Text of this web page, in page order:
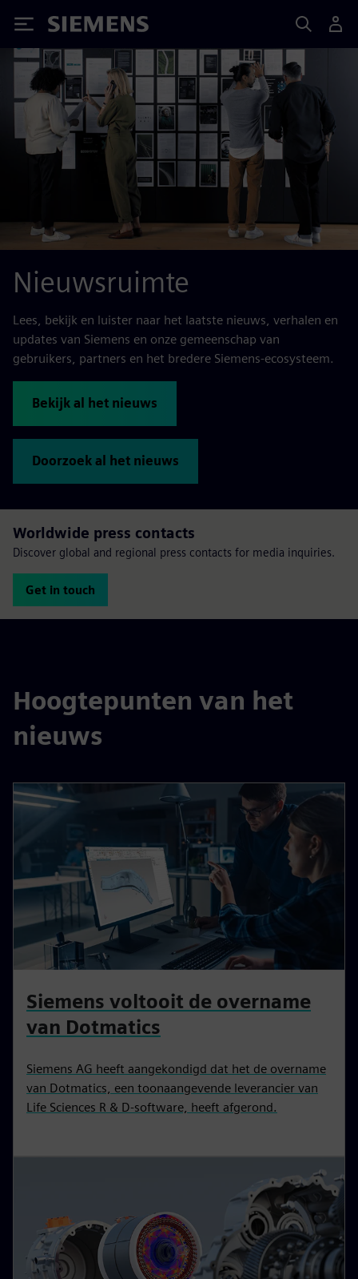
Siemens
Nieuwsruimte
Lees, bekijk en luister naar het laatste nieuws, verhalen en
updates van Siemens en onze gemeenschap van
gebruikers, partners en het bredere Siemens-ecosysteem.
Bekijk al het nieuws
Doorzoek al het nieuws
Worldwide press contacts
Discover global and regional press contacts for media inquiries.
Get in touch
Hoogtepunten van het
nieuws
Siemens voltooit de overname
van Dotmatics
Siemens AG heeft aangekondigd dat het de overname
van Dotmatics, een toonaangevende leverancier van
Life Sciences R & D-software, heeft afgerond.